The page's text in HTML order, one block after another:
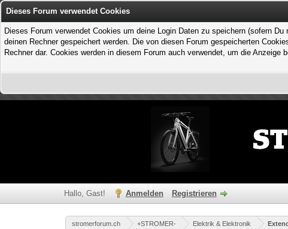
Dieses Forum verwendet Cookies
Dieses Forum verwendet Cookies um deine Login Daten zu speichern (sofern
deinen Rechner gespeichert werden. Die von diesen Forum gespeicherten
Rechner dar. Cookies werden in diesem Forum auch verwendet, um die
Hallo, Gast! Anmelden Registrieren
stromerforum.ch +STROMER- Elektrik & Elektronik